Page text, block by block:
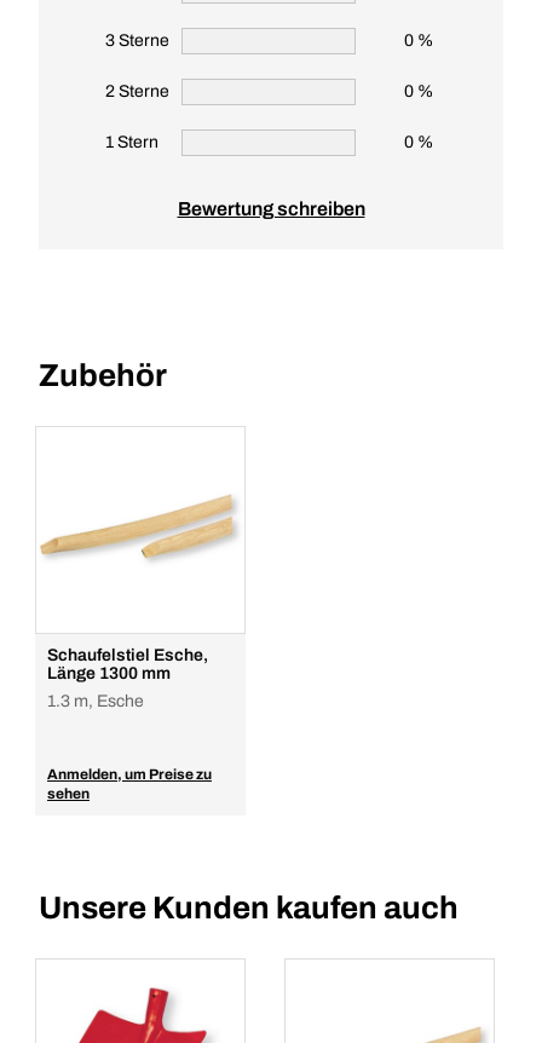
3 Sterne 0 %
2 Sterne 0 %
1 Stern 0 %
Bewertung schreiben
Zubehör
Schaufelstiel Esche,
Länge 1300 mm
1.3 m, Esche
Anmelden, um Preise zu
sehen
Unsere Kunden kaufen auch